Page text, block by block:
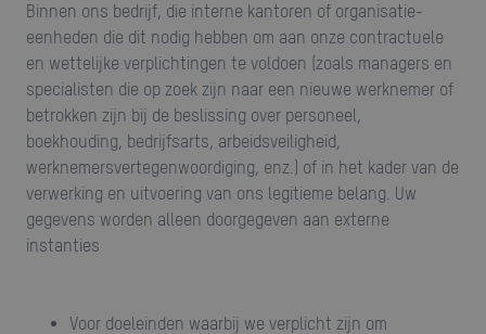
Binnen ons bedrijf, die interne kantoren of organisatie-
eenheden die dit nodig hebben om aan onze contractuele
en wettelijke verplichtingen te voldoen (zoals managers en
specialisten die op zoek zijn naar een nieuwe werknemer of
betrokken zijn bij de beslissing over personeel,
boekhouding, bedrijfsarts, arbeidsveiligheid,
werknemersvertegenwoordiging, enz.) of in het kader van de
verwerking en uitvoering van ons legitieme belang. Uw
gegevens worden alleen doorgegeven aan externe
instanties
voor doeleinden waarbij we verplicht zijn om